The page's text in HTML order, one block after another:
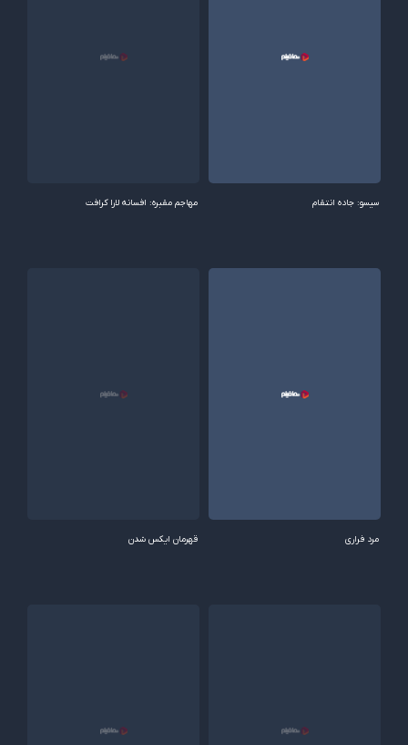
سیسو: جاده انتقام مهاجم مقبره: افسانه لارا کرافت
مرد فراری قهرمان ایکس شدن